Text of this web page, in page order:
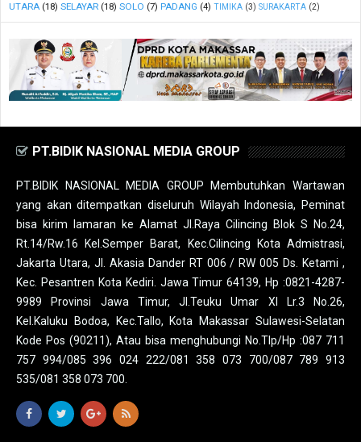
UTARA (18) SELAYAR (18) SOLO (7) PADANG (4) TIMIKA (3) SURAKARTA (2)
PT.BIDIK NASIONAL MEDIA GROUP
PT.BIDIK NASIONAL MEDIA GROUP Membutuhkan Wartawan
yang akan ditempatkan diseluruh Wilayah Indonesia, Peminat
bisa kirim lamaran ke Alamat Jl.Raya Cilincing Blok S No.24,
Rt.14/Rw.16 Kel.Semper Barat, Kec.Cilincing Kota Admistrasi,
Jakarta Utara, Jl. Akasia Dander RT 006 / RW 005 Ds. Ketami ,
Kec. Pesantren Kota Kediri. Jawa Timur 64139, Hp :0821-4287-
9989 Provinsi Jawa Timur, Jl.Teuku Umar XI Lr.3 No.26,
Kel.Kaluku Bodoa, Kec.Tallo, Kota Makassar Sulawesi-Selatan
Kode Pos (90211), Atau bisa menghubungi No.Tlp/Hp :087 711
757 994/085 396 024 222/081 358 073 700/087 789 913
535/081 358 073 700.